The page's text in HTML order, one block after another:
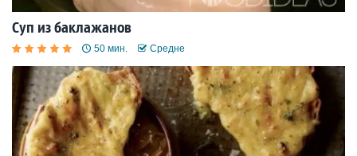
Суп из баклажанов
50 мин. Средне